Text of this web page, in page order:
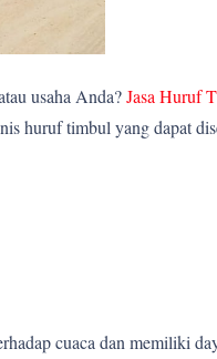
usaha Anda?Jasa Huruf
huruf timbul yang dapat
cuaca dan memiliki